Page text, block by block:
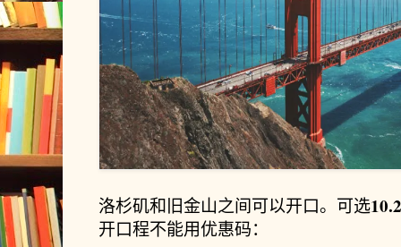
洛杉矶和旧金山之间可以开口。可选
开口程不能用优惠码：